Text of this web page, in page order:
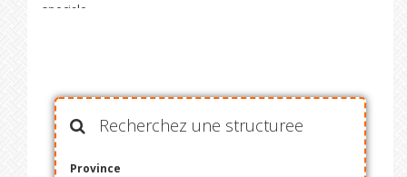
speciale
Recherchez une structuree
Province